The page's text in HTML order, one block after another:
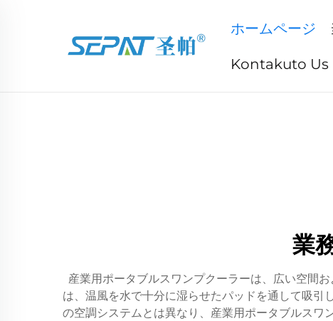
ホームページ
Kontakuto Us
業
産業用ポータブルスワンプクーラーは、広い空間
は、温風を水で十分に湿らせたパッドを通して吸
の空調システムとは異なり、産業用ポータブルスワ